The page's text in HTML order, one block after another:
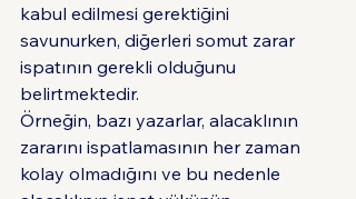
kabul edilmesi gerektiğini
savunurken, diğerleri somut zarar
ispatının gerekli olduğunu
belirtmektedir.
Örneğin, bazı yazarlar, alacaklının
zararını ispatlamasının her zaman
kolay olmadığını ve bu nedenle